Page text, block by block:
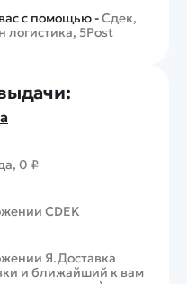
с помощью -Сдек,
логистика, 5Post
0 ₽
CDEK
Я.Доставка
и ближайший к вам